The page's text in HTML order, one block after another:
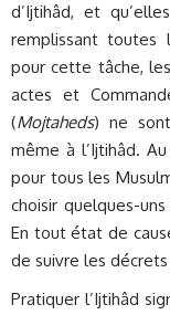
d’Ijtihâd, et
remplissant toutes
pour cette tâche,
actes et
(Mojtaheds) ne
même à l’Ijtihâd.
pour tous les
choisir quelques-
En tout état de
de suivre les
Pratiquer l’Ijtihâd